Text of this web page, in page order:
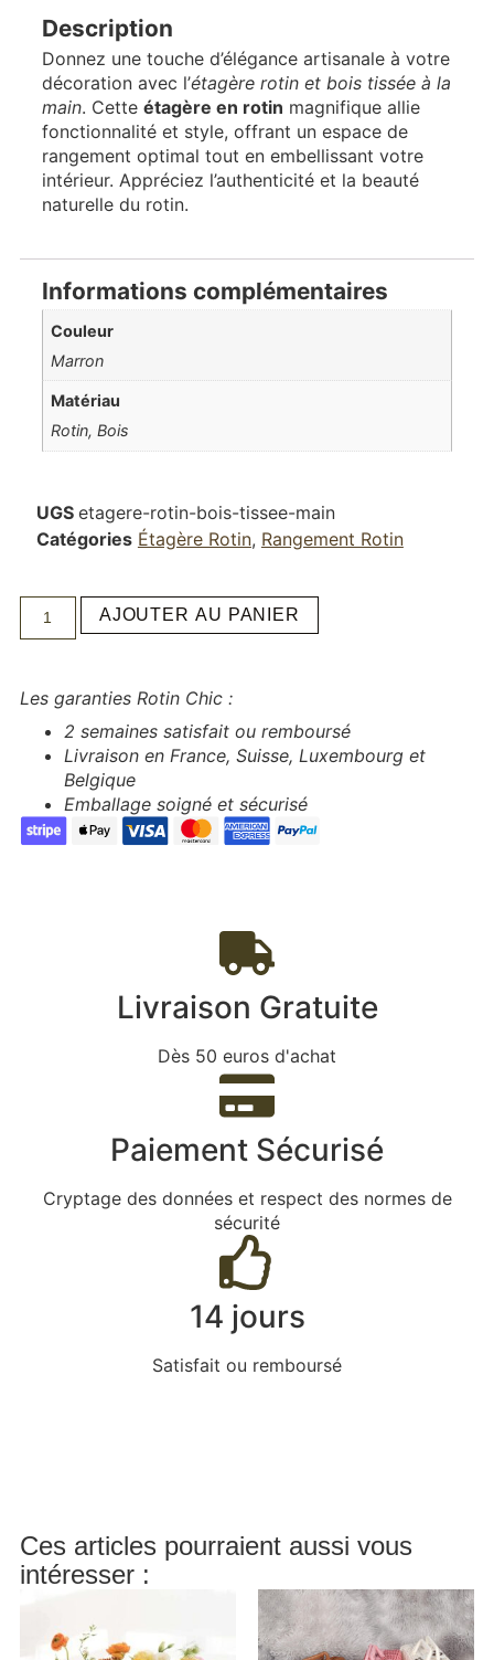
Description
Donnez une touche d’élégance artisanale à votre
décoration avec l’étagère rotin et bois tissée à la
main. Cette étagère en rotin magnifique allie
fonctionnalité et style, offrant un espace de
rangement optimal tout en embellissant votre
intérieur. Appréciez l’authenticité et la beauté
naturelle du rotin.
Informations complémentaires
Couleur
Marron
Matériau
Rotin, Bois
UGS etagere-rotin-bois-tissee-main
Catégories Étagère Rotin, Rangement Rotin
AJOUTER AU PANIER
Les garanties Rotin Chic :
2 semaines satisfait ou remboursé
Livraison en France, Suisse, Luxembourg et
Belgique
Emballage soigné et sécurisé
Livraison Gratuite
Dès 50 euros d'achat
Paiement Sécurisé
Cryptage des données et respect des normes de
sécurité
14 jours
Satisfait ou remboursé
Ces articles pourraient aussi vous
intéresser :